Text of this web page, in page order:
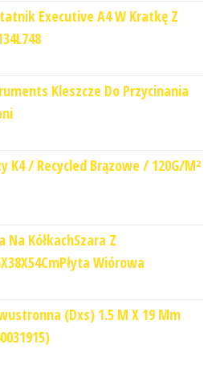
Executive A4 W Kratkę Z
Kleszcze Do Przycinania
K4 / Recycled Brązowe / 120G/M²
Na KółkachSzara Z
Wiórowa
(Dxs) 1.5 M X 19 Mm